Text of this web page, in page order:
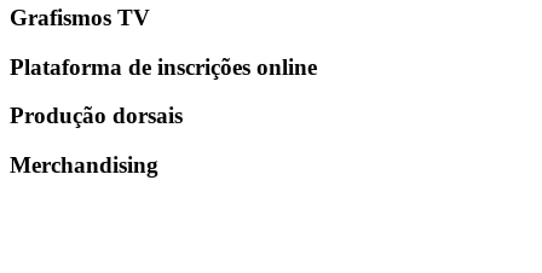
Grafismos TV
Plataforma de inscrições online
Produção dorsais
Merchandising